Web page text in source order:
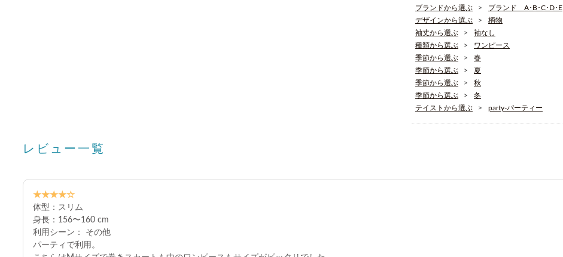
ブランドから選ぶ
ブランド A･B･C･D･E
デザインから選ぶ
柄物
袖丈から選ぶ
袖なし
種類から選ぶ
ワンピース
季節から選ぶ
春
季節から選ぶ
夏
季節から選ぶ
秋
季節から選ぶ
冬
テイストから選ぶ
party-パーティー
レビュー一覧
★★★★☆
体型：スリム
身長：156〜160 cm
利用シーン： その他
パーティで利用。